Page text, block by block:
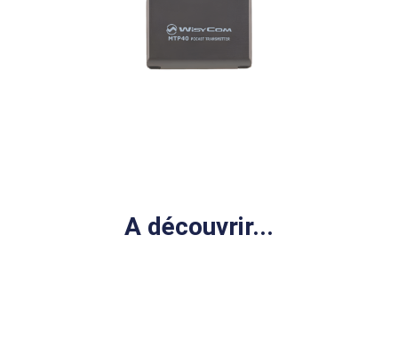
A découvrir...